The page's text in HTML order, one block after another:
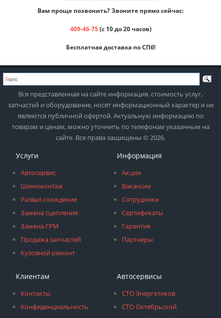
Вам проще позвонить? Звоните прямо сейчас:
409-46-75(с 10 до 20 часов)
Бесплатная доставка по СПб!
Вся представленная на сайте информация, стоимость услуг,
запчастей и оборудование, носят информационный характер и не
являются публичной офертой. Актуальную информацию по
товарам и ценам, можно уточнить по телефонам указанным на
сайте. Все права защищены © 2026,
Услуги
Автосервис
Шиномонтаж
Развал-схождение
Замена сцепления
Замена ГРМ
Продажа запчастей
Кузовной ремонт
Информация
Акции
Вакансии
Сотрудники
Сертификаты
Гарантия
Партнеры
Клиентам
Контакты
Конфиденциальность
Автосервисы
СТО Энергетиков
СТО Октябрьской